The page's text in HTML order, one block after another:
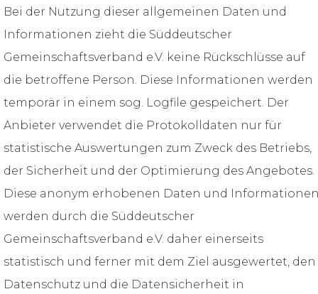
Bei der Nutzung dieser allgemeinen Daten und
Informationen zieht die Süddeutscher
Gemeinschaftsverband e.V. keine Rückschlüsse auf
die betroffene Person. Diese Informationen werden
temporär in einem sog. Logfile gespeichert. Der
Anbieter verwendet die Protokolldaten nur für
statistische Auswertungen zum Zweck des Betriebs,
der Sicherheit und der Optimierung des Angebotes.
Diese anonym erhobenen Daten und
werden durch die Süddeutscher
Gemeinschaftsverband e.V. daher einerseits
statistisch und ferner mit dem Ziel ausgewertet, den
Datenschutz und die Datensicherheit in